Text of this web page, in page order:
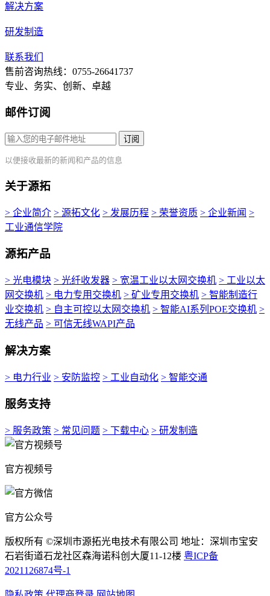
解决方案
研发制造
联系我们
售前咨询热线：0755-26641737
专业、务实、创新、卓越
邮件订阅
订阅
以便接收最新的新闻和产品的信息
关于源拓
> 企业简介 > 源拓文化 > 发展历程 > 荣誉资质 > 企业新闻 >
工业通信学院
源拓产品
> 光电模块 > 光纤收发器 > 宽温工业以太网交换机 > 工业以太
网交换机 > 电力专用交换机 > 矿业专用交换机 > 智能制造行
业交换机 > 自主可控以太网交换机 > 智能AI系列POE交换机 >
无线产品 > 可信无线WAPI产品
解决方案
> 电力行业 > 安防监控 > 工业自动化 > 智能交通
服务支持
> 服务政策 > 常见问题 > 下载中心 > 研发制造
官方视频号
官方公众号
版权所有 ©深圳市源拓光电技术有限公司 地址：深圳市宝安
石岩街道石龙社区森海诺科创大厦11-12楼 粤ICP备
2021126874号-1